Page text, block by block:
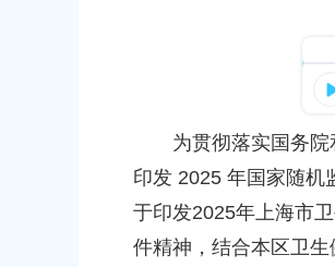
为贯彻落实国务院和
印发 2025 年国家随机
于印发2025年上海市
件精神，结合本区卫
金海街道办事处关于2023、2024年度预算执行审
2025年奉贤区医疗机构随机监督抽查结果(国抽)